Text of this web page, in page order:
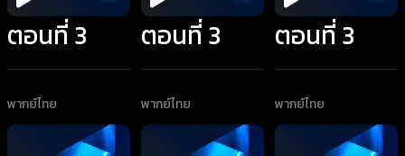
ตอนที่ 3
พากย์ไทย
ตอนที่ 3
พากย์ไทย
ตอนที่ 3
พากย์ไทย